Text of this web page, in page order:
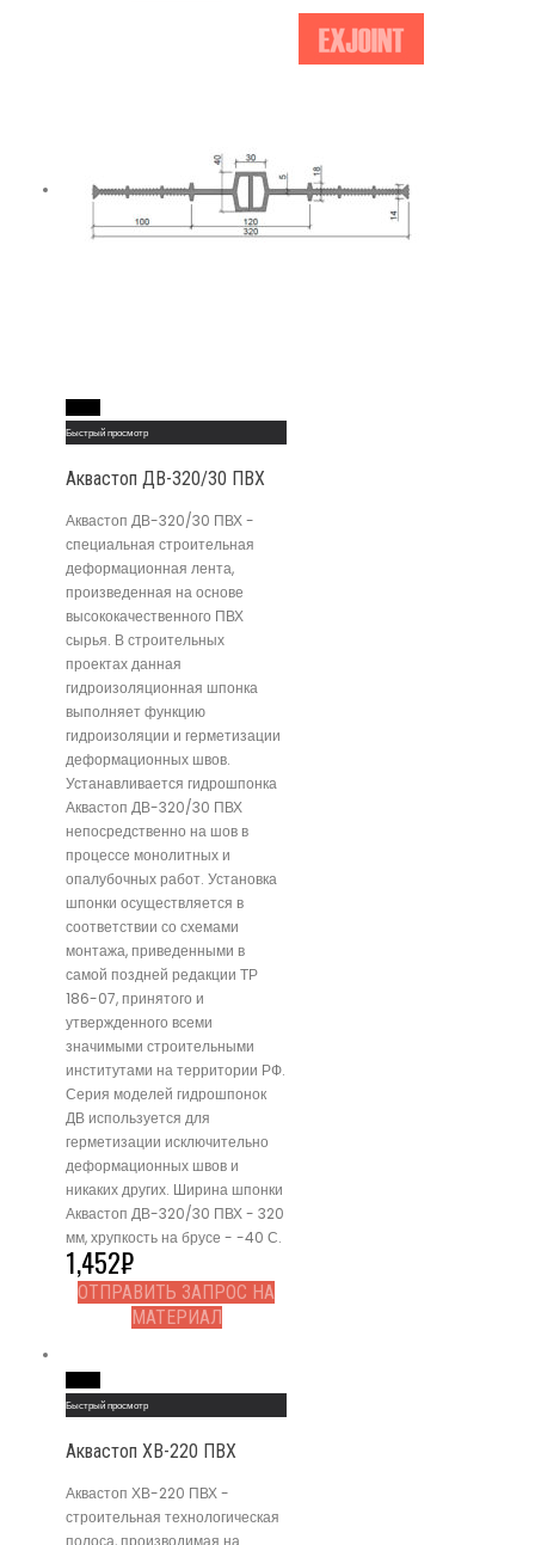
Быстрый просмотр
Аквастоп ДВ-320/30 ПВХ
Аквастоп ДВ-320/30 ПВХ -
специальная строительная
деформационная лента,
произведенная на основе
высококачественного ПВХ
сырья. В строительных
проектах данная
гидроизоляционная шпонка
выполняет функцию
гидроизоляции и герметизации
деформационных швов.
Устанавливается гидрошпонка
Аквастоп ДВ-320/30 ПВХ
непосредственно на шов в
процессе монолитных и
опалубочных работ. Установка
шпонки осуществляется в
соответствии со схемами
монтажа, приведенными в
самой поздней редакции ТР
186-07, принятого и
утвержденного всеми
значимыми строительными
институтами на территории РФ.
Серия моделей гидрошпонок
ДВ используется для
герметизации исключительно
деформационных швов и
никаких других. Ширина шпонки
Аквастоп ДВ-320/30 ПВХ - 320
мм, хрупкость на брусе - -40 С.
1,452₽
ОТПРАВИТЬ ЗАПРОС НА
МАТЕРИАЛ
Быстрый просмотр
Аквастоп ХВ-220 ПВХ
Аквастоп ХВ-220 ПВХ -
строительная технологическая
полоса, производимая на